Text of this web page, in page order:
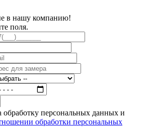
в нашу компанию!
поля.
обработку персональных данных и
обработки персональных